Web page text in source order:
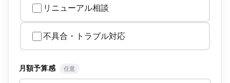
リニューアル相談
不具合・トラブル対応
月額予算感 任意